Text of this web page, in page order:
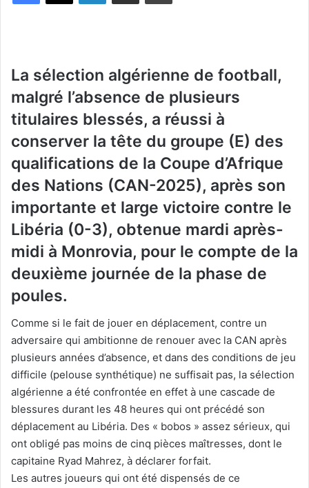
La sélection algérienne de football,
malgré l’absence de plusieurs
titulaires blessés, a réussi à
conserver la tête du groupe (E) des
qualifications de la Coupe d’Afrique
des Nations (CAN-2025), après son
importante et large victoire contre le
Libéria (0-3), obtenue mardi après-
midi à Monrovia, pour le compte de la
deuxième journée de la phase de
poules.
Comme si le fait de jouer en déplacement, contre un
adversaire qui ambitionne de renouer avec la CAN après
plusieurs années d’absence, et dans des conditions de jeu
difficile (pelouse synthétique) ne suffisait pas, la sélection
algérienne a été confrontée en effet à une cascade de
blessures durant les 48 heures qui ont précédé son
déplacement au Libéria. Des « bobos » assez sérieux, qui
ont obligé pas moins de cinq pièces maîtresses, dont le
capitaine Ryad Mahrez, à déclarer forfait.
Les autres joueurs qui ont été dispensés de ce